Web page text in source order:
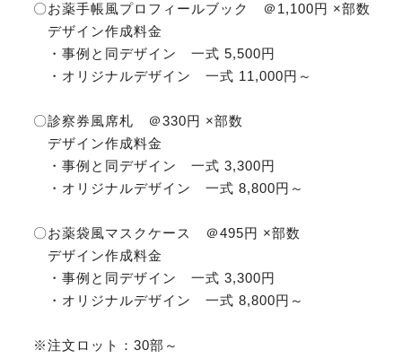
〇お薬手帳風プロフィールブック ＠1,100円 ×部数
デザイン作成料金
・事例と同デザイン 一式 5,500円
・オリジナルデザイン 一式 11,000円～
〇診察券風席札 ＠330円 ×部数
デザイン作成料金
・事例と同デザイン 一式 3,300円
・オリジナルデザイン 一式 8,800円～
〇お薬袋風マスクケース ＠495円 ×部数
デザイン作成料金
・事例と同デザイン 一式 3,300円
・オリジナルデザイン 一式 8,800円～
※注文ロット：30部～